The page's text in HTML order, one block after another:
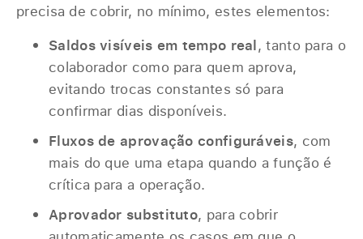
precisa de cobrir, no mínimo, estes elementos:
Saldos visíveis em tempo real, tanto para o
colaborador como para quem aprova,
evitando trocas constantes só para
confirmar dias disponíveis.
Fluxos de aprovação configuráveis, com
mais do que uma etapa quando a função é
crítica para a operação.
Aprovador substituto, para cobrir